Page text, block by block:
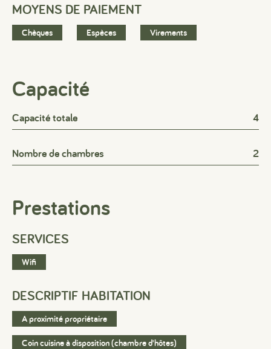
MOYENS DE PAIEMENT
Chèques Espèces Virements
Capacité
Capacité totale 4
Nombre de chambres 2
Prestations
SERVICES
Wifi
DESCRIPTIF HABITATION
A proximité propriétaire
Coin cuisine à disposition (chambre d'hôtes)